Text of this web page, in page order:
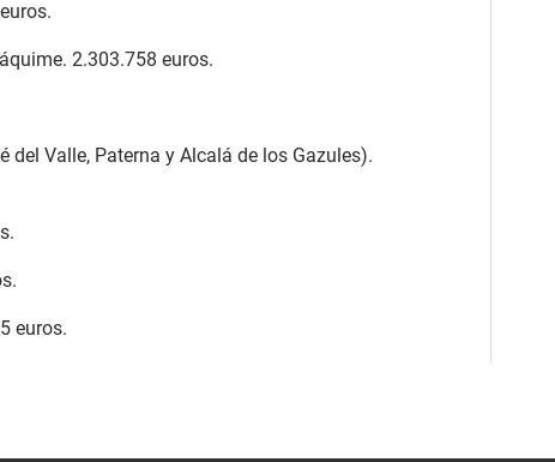
2.303.758 euros.
del Valle, Paterna y Alcalá de los Gazules).
euros.